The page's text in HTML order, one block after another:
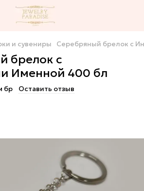
и сувениры Серебряный брелок с
брелок с
Именной 400 бл
бр Оставить отзыв